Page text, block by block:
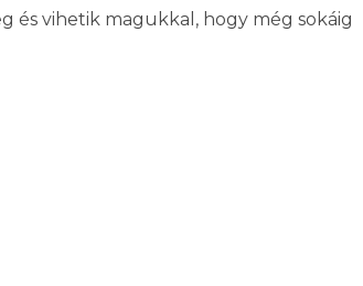
vihetik magukkal, hogy még sokáig